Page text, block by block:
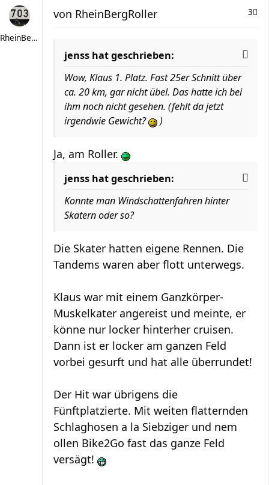
RheinBergRoller
3
von RheinBergRoller
jenss hat geschrieben:
Wow, Klaus 1. Platz. Fast 25er Schnitt über
ca. 20 km, gar nicht übel. Das hatte ich bei
ihm noch nicht gesehen. (fehlt da jetzt
irgendwie Gewicht?
)
Ja, am Roller.
jenss hat geschrieben:
Konnte man Windschattenfahren hinter
Skatern oder so?
Die Skater hatten eigene Rennen. Die
Tandems waren aber flott unterwegs.
Klaus war mit einem Ganzkörper-
Muskelkater angereist und meinte, er
könne nur locker hinterher cruisen.
Dann ist er locker am ganzen Feld
vorbei gesurft und hat alle überrundet!
Der Hit war übrigens die
Fünftplatzierte. Mit weiten flatternden
Schlaghosen a la Siebziger und nem
ollen Bike2Go fast das ganze Feld
versägt!